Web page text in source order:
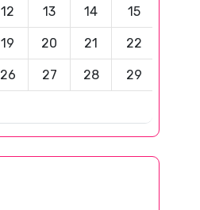
12 13 14 15
19 20 21 22
26 27 28 29